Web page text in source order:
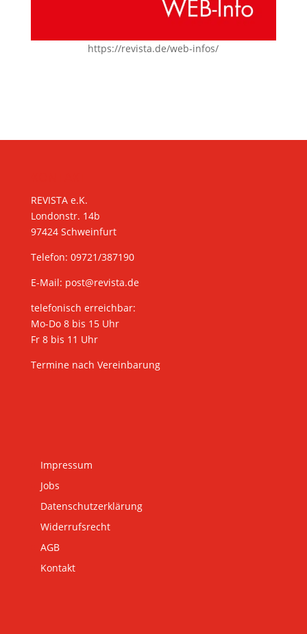
https://revista.de/web-infos/
REVISTA e.K.
Londonstr. 14b
97424 Schweinfurt
Telefon: 09721/387190
E-Mail: post@revista.de
telefonisch erreichbar:
Mo-Do 8 bis 15 Uhr
Fr 8 bis 11 Uhr
Termine nach Vereinbarung
Impressum
Jobs
Datenschutzerklärung
Widerrufsrecht
AGB
Kontakt